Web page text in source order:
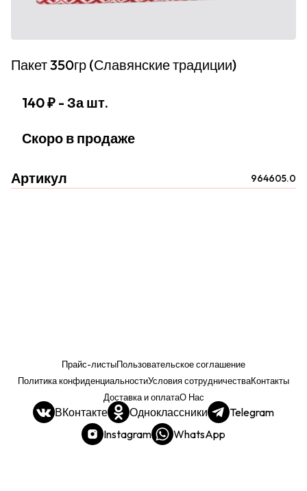
Пакет 350гр (Славянские традиции)
140 ₽ - За шт.
Скоро в продаже
Артикул 964605.0
Прайс-листыПользовательское соглашение
Политика конфиденциальностиУсловия сотрудничестваКонтакты
Доставка и оплатаО Нас
ВКонтакте Одноклассники
Telegram
Instagram
WhatsApp